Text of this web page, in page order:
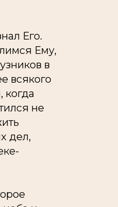
Его.
Ему,
в
всякого
когда
не
дел,